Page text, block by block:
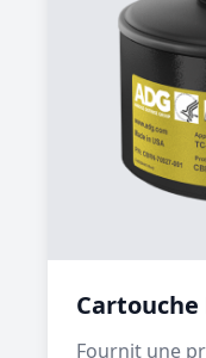
Cartouche
Fournit une